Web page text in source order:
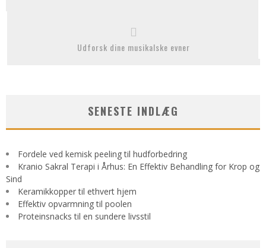
Udforsk dine musikalske evner
SENESTE INDLÆG
Fordele ved kemisk peeling til hudforbedring
Kranio Sakral Terapi i Århus: En Effektiv Behandling for Krop og
Sind
Keramikkopper til ethvert hjem
Effektiv opvarmning til poolen
Proteinsnacks til en sundere livsstil